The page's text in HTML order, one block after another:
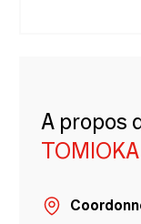
A propos
TOMIOKA